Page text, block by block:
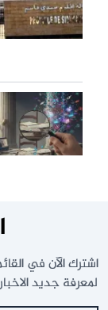
لمعرفة جديد الاخبار